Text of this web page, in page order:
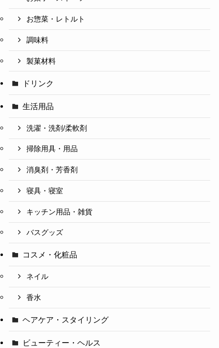
お惣菜・レトルト
調味料
製菓材料
ドリンク
生活用品
洗濯・洗剤/柔軟剤
掃除用具・用品
消臭剤・芳香剤
寝具・寝室
キッチン用品・雑貨
バスグッズ
コスメ・化粧品
ネイル
香水
ヘアケア・スタイリング
ビューティー・ヘルス